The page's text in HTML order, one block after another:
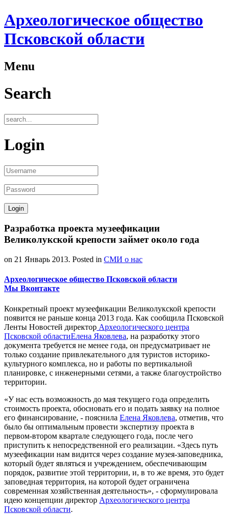
Археологическое общество
Псковской области
Menu
Search
Login
Разработка проекта музеефикации
Великолукской крепости займет около года
on 21 Январь 2013. Posted in СМИ о нас
Археологическое общество Псковской области
Мы Вконтакте
Конкретный проект музеефикации Великолукской крепости
появится не раньше конца 2013 года. Как сообщила Псковской
Ленты Новостей директор Археологического центра
Псковской областиЕлена Яковлева, на разработку этого
документа требуется не менее года, он предусматривает не
только создание привлекательного для туристов историко-
культурного комплекса, но и работы по вертикальной
планировке, с инженерными сетями, а также благоустройство
территории.
«У нас есть возможность до мая текущего года определить
стоимость проекта, обосновать его и подать заявку на полное
его финансирование, - пояснила Елена Яковлева, отметив, что
было бы оптимальным провести экспертизу проекта в
первом-втором квартале следующего года, после чего
приступить к непосредственной его реализации. «Здесь путь
музеефикации нам видится через создание музея-заповедника,
который будет являться и учреждением, обеспечивающим
порядок, развитие этой территории, и, в то же время, это будет
заповедная территория, на которой будет ограничена
современная хозяйственная деятельность», - сформулировала
идею концепции директор Археологического центра
Псковской области.